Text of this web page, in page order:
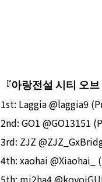
『아랑전설 시티 오
1st: Laggia @laggia9
2nd: GO1 @GO13151
3rd: ZJZ
4th: xaohai @Xiaohai_
5th: mi2ha4